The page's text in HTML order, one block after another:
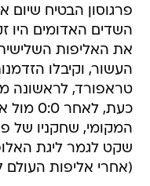
פרגוסון הבטיח שיום
השדים האדומים היו
את האליפות
העשור, וקיבלו
כעת,
המקומי, שחקניו של
שקט לגמר ליגת
(אחרי אליפות העולם